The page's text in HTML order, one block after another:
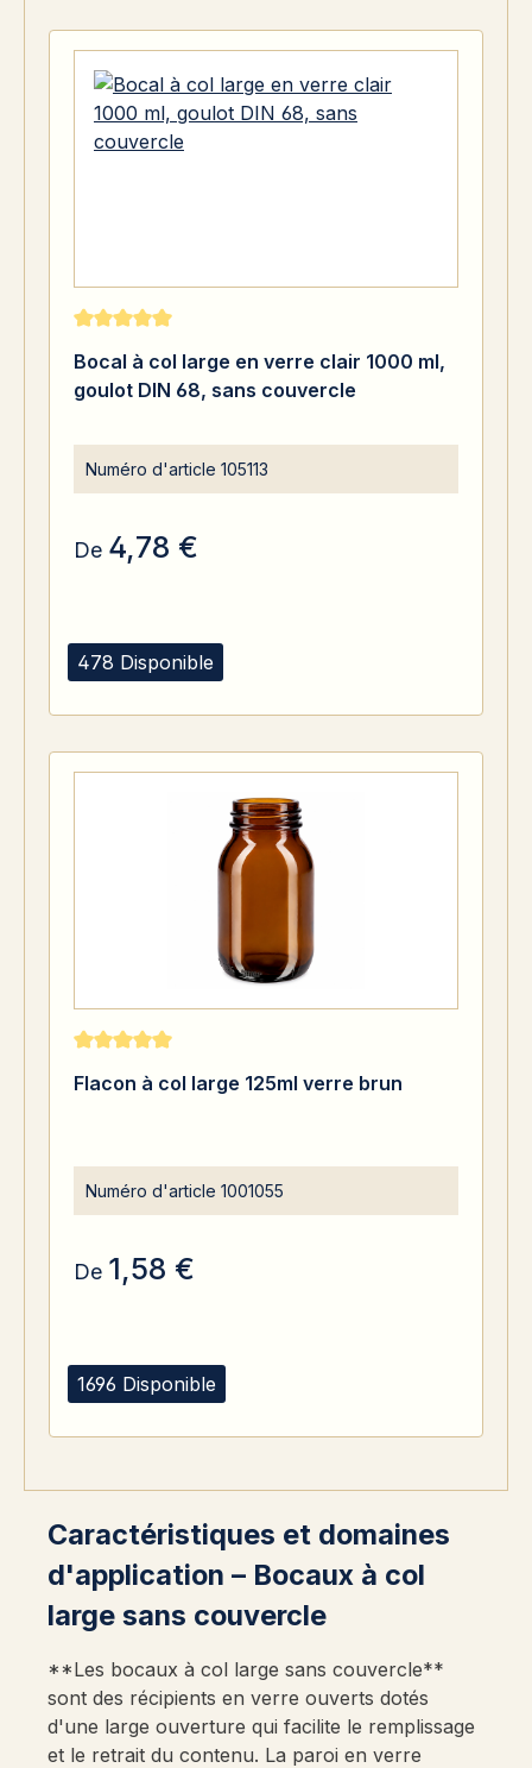
478 Disponible
Note moyenne de 5 sur 5 étoiles
Bocal à col large en verre clair 1000 ml,
goulot DIN 68, sans couvercle
Numéro d'article 105113
De 4,78 €
1696 Disponible
Note moyenne de 5 sur 5 étoiles
Flacon à col large 125ml verre brun
Numéro d'article 1001055
De 1,58 €
Caractéristiques et domaines
d'application – Bocaux à col
large sans couvercle
**Les bocaux à col large sans couvercle**
sont des récipients en verre ouverts dotés
d'une large ouverture qui facilite le remplissage
et le retrait du contenu. La paroi en verre